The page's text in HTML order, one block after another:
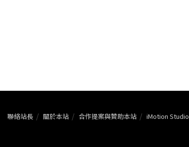
聯絡站長 關於本站 合作提案與贊助本站 iMotion Studio